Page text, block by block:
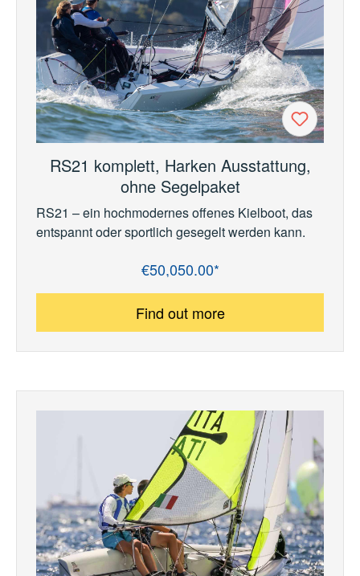
RS21 komplett, Harken Ausstattung,
ohne Segelpaket
RS21 – ein hochmodernes offenes Kielboot, das
entspannt oder sportlich gesegelt werden kann.
€50,050.00*
Find out more